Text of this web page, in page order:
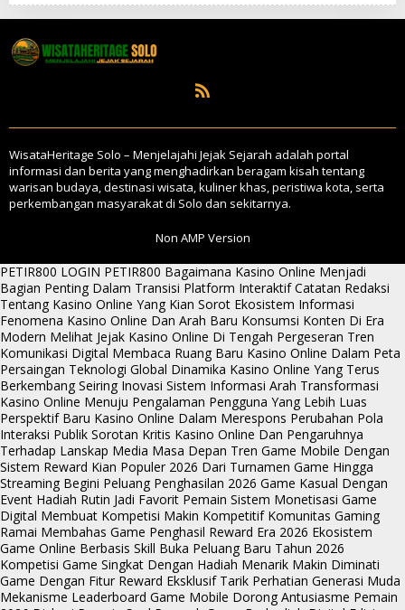
t
i
o
n
WisataHeritage Solo – Menjelajahi Jejak Sejarah adalah portal
informasi dan berita yang menghadirkan beragam kisah tentang
warisan budaya, destinasi wisata, kuliner khas, peristiwa kota, serta
perkembangan masyarakat di Solo dan sekitarnya.
Non AMP Version
PETIR800 LOGIN PETIR800 Bagaimana Kasino Online Menjadi
Bagian Penting Dalam Transisi Platform Interaktif Catatan Redaksi
Tentang Kasino Online Yang Kian Sorot Ekosistem Informasi
Fenomena Kasino Online Dan Arah Baru Konsumsi Konten Di Era
Modern Melihat Jejak Kasino Online Di Tengah Pergeseran Tren
Komunikasi Digital Membaca Ruang Baru Kasino Online Dalam Peta
Persaingan Teknologi Global Dinamika Kasino Online Yang Terus
Berkembang Seiring Inovasi Sistem Informasi Arah Transformasi
Kasino Online Menuju Pengalaman Pengguna Yang Lebih Luas
Perspektif Baru Kasino Online Dalam Merespons Perubahan Pola
Interaksi Publik Sorotan Kritis Kasino Online Dan Pengaruhnya
Terhadap Lanskap Media Masa Depan Tren Game Mobile Dengan
Sistem Reward Kian Populer 2026 Dari Turnamen Game Hingga
Streaming Begini Peluang Penghasilan 2026 Game Kasual Dengan
Event Hadiah Rutin Jadi Favorit Pemain Sistem Monetisasi Game
Digital Membuat Kompetisi Makin Kompetitif Komunitas Gaming
Ramai Membahas Game Penghasil Reward Era 2026 Ekosistem
Game Online Berbasis Skill Buka Peluang Baru Tahun 2026
Kompetisi Game Singkat Dengan Hadiah Menarik Makin Diminati
Game Dengan Fitur Reward Eksklusif Tarik Perhatian Generasi Muda
Mekanisme Leaderboard Game Mobile Dorong Antusiasme Pemain